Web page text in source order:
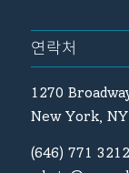
연락처
1270
New York,
(646) 771 3212